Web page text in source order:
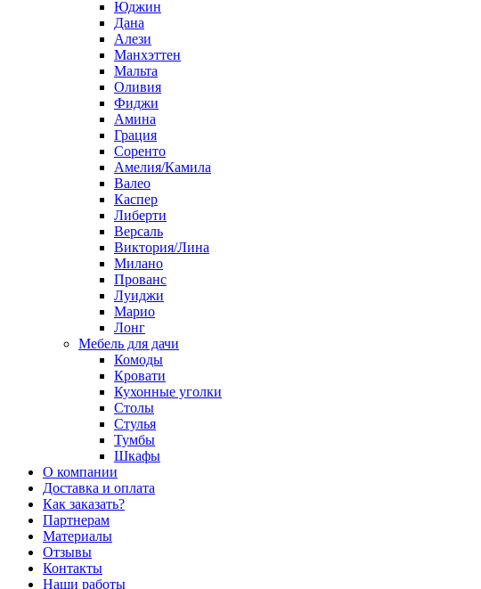
Юджин
Дана
Алези
Манхэттен
Мальта
Оливия
Фиджи
Амина
Грация
Соренто
Амелия/Камила
Валео
Каспер
Либерти
Версаль
Виктория/Лина
Милано
Прованс
Луиджи
Марио
Лонг
Мебель для дачи
Комоды
Кровати
Кухонные уголки
Столы
Стулья
Тумбы
Шкафы
О компании
Доставка и оплата
Как заказать?
Партнерам
Материалы
Отзывы
Контакты
Наши работы